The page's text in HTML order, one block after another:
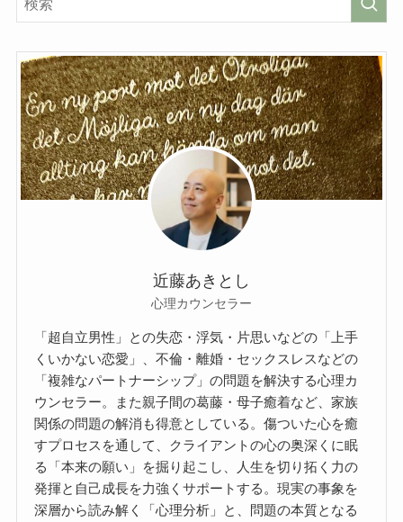
近藤あきとし
心理カウンセラー
「超自立男性」との失恋・浮気・片思いなどの「上手
くいかない恋愛」、不倫・離婚・セックスレスなどの
「複雑なパートナーシップ」の問題を解決する心理カ
ウンセラー。また親子間の葛藤・母子癒着など、家族
関係の問題の解消も得意としている。傷ついた心を癒
すプロセスを通して、クライアントの心の奥深くに眠
る「本来の願い」を掘り起こし、人生を切り拓く力の
発揮と自己成長を力強くサポートする。現実の事象を
深層から読み解く「心理分析」と、問題の本質となる